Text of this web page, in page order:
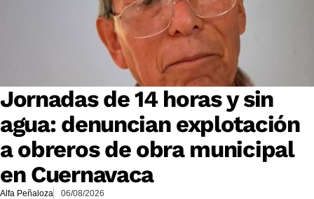
Jornadas de 14 horas y sin
agua: denuncian explotación
a obreros de obra municipal
en Cuernavaca
Alfa Peñaloza 06/08/2026